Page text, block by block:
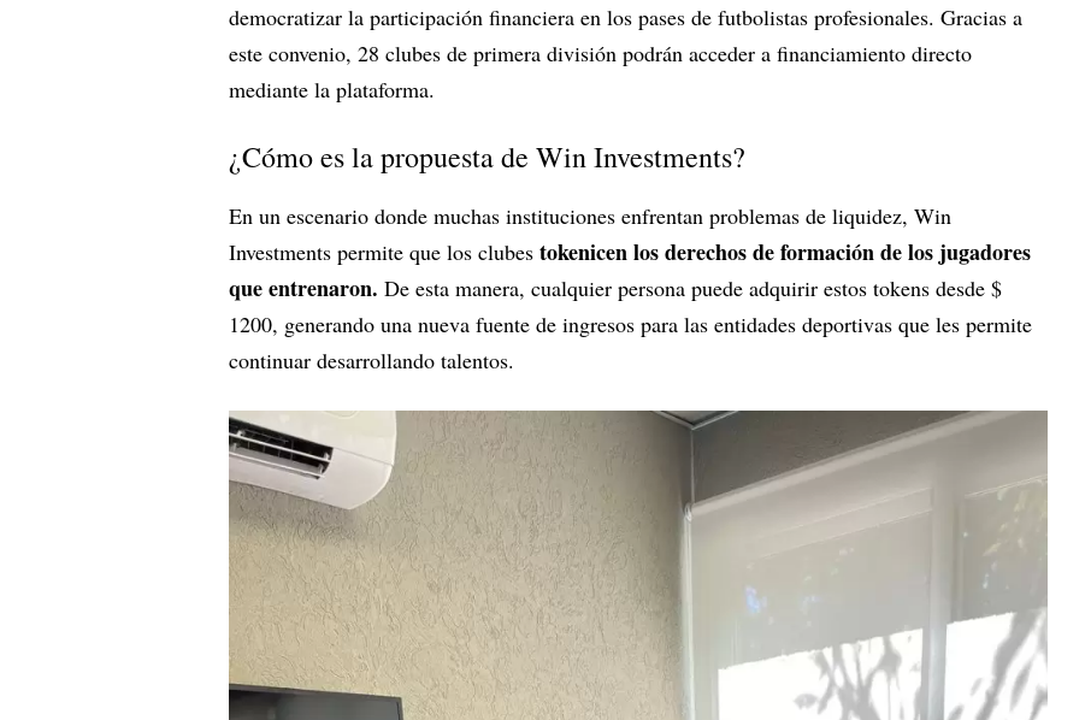
democratizar la participación financiera en los pases de futbolistas profesionales. Gracias a
este convenio, 28 clubes de primera división podrán acceder a financiamiento directo
mediante la plataforma.
¿Cómo es la propuesta de Win Investments?
En un escenario donde muchas instituciones enfrentan problemas de liquidez, Win
Investments permite que los clubes tokenicen los derechos de formación de los jugadores
que entrenaron. De esta manera, cualquier persona puede adquirir estos tokens desde $
1200, generando una nueva fuente de ingresos para las entidades deportivas que les permite
continuar desarrollando talentos.